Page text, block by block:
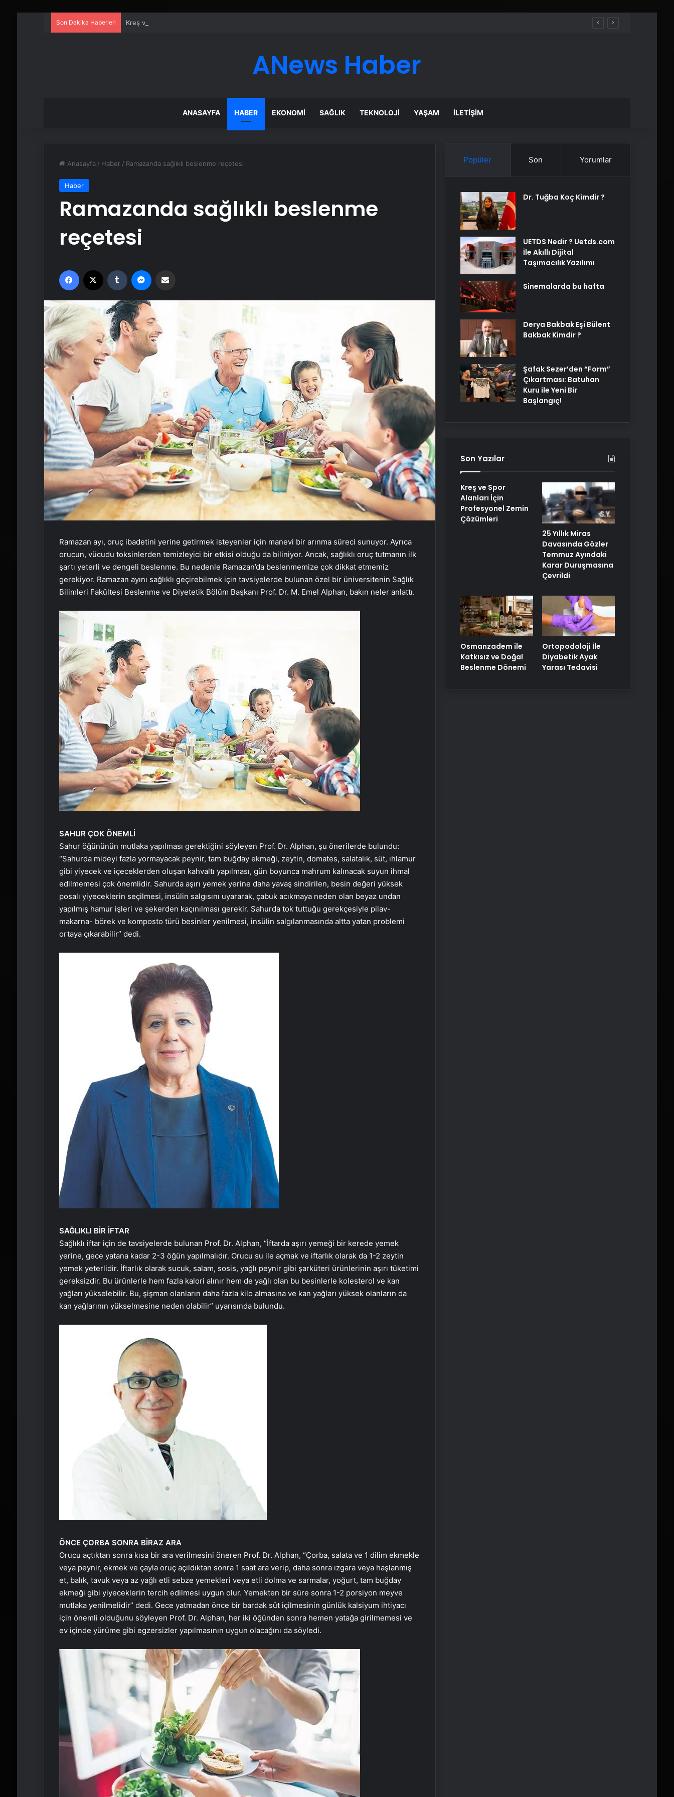
Son Dakika Haberleri Kreş ve Spor Alanları İçin Profesyonel Zemin Çözümleri
ANews Haber
ANASAYFA HABER EKONOMI SAĞLIK TEKNOLOJI YAŞAM İLETIŞIM
Anasayfa / Haber / Ramazanda sağlıklı beslenme reçetesi
Haber
Ramazanda sağlıklı beslenme
reçetesi
Facebook Tumblr
Ramazan ayı, oruç ibadetini yerine getirmek isteyenler için manevi bir arınma süreci sunuyor. Ayrıca
orucun, vücudu toksinlerden temizleyici bir etkisi olduğu da biliniyor. Ancak, sağlıklı oruç tutmanın ilk
şartı yeterli ve dengeli beslenme. Bu nedenle Ramazan’da beslenmemize çok dikkat etmemiz
gerekiyor. Ramazan ayını sağlıklı geçirebilmek için tavsiyelerde bulunan özel bir üniversitenin Sağlık
Bilimleri Fakültesi Beslenme ve Diyetetik Bölüm Başkanı Prof. Dr. M. Emel Alphan, bakın neler anlattı.
SAHUR ÇOK ÖNEMLİ
Sahur öğününün mutlaka yapılması gerektiğini söyleyen Prof. Dr. Alphan, şu önerilerde bulundu:
“Sahurda mideyi fazla yormayacak peynir, tam buğday ekmeği, zeytin, domates, salatalık, süt, ıhlamur
gibi yiyecek ve içeceklerden oluşan kahvaltı yapılması, gün boyunca mahrum kalınacak suyun ihmal
edilmemesi çok önemlidir. Sahurda aşırı yemek yerine daha yavaş sindirilen, besin değeri yüksek
posalı yiyeceklerin seçilmesi, insülin salgısını uyararak, çabuk acıkmaya neden olan beyaz undan
yapılmış hamur işleri ve şekerden kaçınılması gerekir. Sahurda tok tuttuğu gerekçesiyle pilav-
makarna- börek ve komposto türü besinler yenilmesi, insülin salgılanmasında altta yatan problemi
ortaya çıkarabilir” dedi.
SAĞLIKLI BİR İFTAR
Sağlıklı iftar için de tavsiyelerde bulunan Prof. Dr. Alphan, “İftarda aşırı yemeği bir kerede yemek
yerine, gece yatana kadar 2-3 öğün yapılmalıdır. Orucu su ile açmak ve iftarlık olarak da 1-2 zeytin
yemek yeterlidir. İftarlık olarak sucuk, salam, sosis, yağlı peynir gibi şarküteri ürünlerinin aşırı tüketimi
gereksizdir. Bu ürünlerle hem fazla kalori alınır hem de yağlı olan bu besinlerle kolesterol ve kan
yağları yükselebilir. Bu, şişman olanların daha fazla kilo almasına ve kan yağları yüksek olanların da
kan yağlarının yükselmesine neden olabilir” uyarısında bulundu.
ÖNCE ÇORBA SONRA BİRAZ ARA
Orucu açtıktan sonra kısa bir ara verilmesini öneren Prof. Dr. Alphan, “Çorba, salata ve 1 dilim ekmekle
veya peynir, ekmek ve çayla oruç açıldıktan sonra 1 saat ara verip, daha sonra ızgara veya haşlanmış
et, balık, tavuk veya az yağlı etli sebze yemekleri veya etli dolma ve sarmalar, yoğurt, tam buğday
ekmeği gibi yiyeceklerin tercih edilmesi uygun olur. Yemekten bir süre sonra 1-2 porsiyon meyve
mutlaka yenilmelidir” dedi. Gece yatmadan önce bir bardak süt içilmesinin günlük kalsiyum ihtiyacı
için önemli olduğunu söyleyen Prof. Dr. Alphan, her iki öğünden sonra hemen yatağa girilmemesi ve
ev içinde yürüme gibi egzersizler yapılmasının uygun olacağını da söyledi.
Popüler Son Yorumlar
Dr. Tuğba Koç Kimdir ?
UETDS Nedir ? Uetds.com
İle Akıllı Dijital
Taşımacılık Yazılımı
Sinemalarda bu hafta
Derya Bakbak Eşi Bülent
Bakbak Kimdir ?
Şafak Sezer’den “Form”
Çıkartması: Batuhan
Kuru ile Yeni Bir
Başlangıç!
Son Yazılar
Kreş ve Spor
Alanları İçin
Profesyonel Zemin
Çözümleri
25 Yıllık Miras
Davasında Gözler
Temmuz Ayındaki
Karar Duruşmasına
Çevrildi
Osmanzadem ile
Katkısız ve Doğal
Beslenme Dönemi
Ortopodoloji İle
Diyabetik Ayak
Yarası Tedavisi